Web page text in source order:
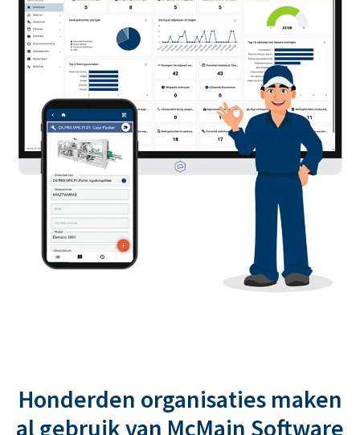
Honderden organisaties maken
al gebruik van McMain Software